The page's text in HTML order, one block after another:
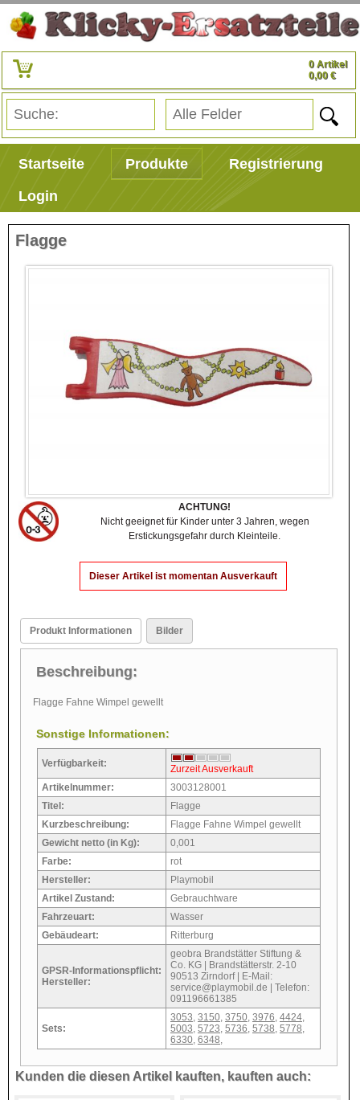
0 Artikel
0,00 €
Startseite Produkte
Registrierung
Login
Flagge
ACHTUNG!
Nicht geeignet für Kinder unter 3 Jahren, wegen
Erstickungsgefahr durch Kleinteile.
Dieser Artikel ist momentan Ausverkauft
Produkt Informationen Bilder
Beschreibung:
Flagge Fahne Wimpel gewellt
Sonstige Informationen:
Verfügbarkeit:
Zurzeit Ausverkauft
Artikelnummer:
3003128001
Titel:
Flagge
Kurzbeschreibung:
Flagge Fahne Wimpel gewellt
Gewicht netto (in Kg):
0,001
Farbe:
rot
Hersteller:
Playmobil
Artikel Zustand:
Gebrauchtware
Fahrzeuart:
Wasser
Gebäudeart:
Ritterburg
GPSR-Informationspflicht:
Hersteller:
geobra Brandstätter Stiftung &
Co. KG | Brandstätterstr. 2-10
90513 Zirndorf | E-Mail:
service@playmobil.de | Telefon:
091196661385
Sets:
3053 3150 3750 3976 4424
5003 5723 5736 5738 5778
6330 6348
Kunden die diesen Artikel kauften, kauften auch: